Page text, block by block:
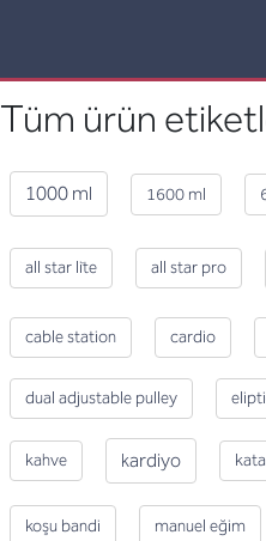
Tüm ürün
1000 ml 1600 ml
all star li̇te all star pro
cable station cardio
dual adjustable pulley
kahve kardiyo
koşu bandi manuel eğim